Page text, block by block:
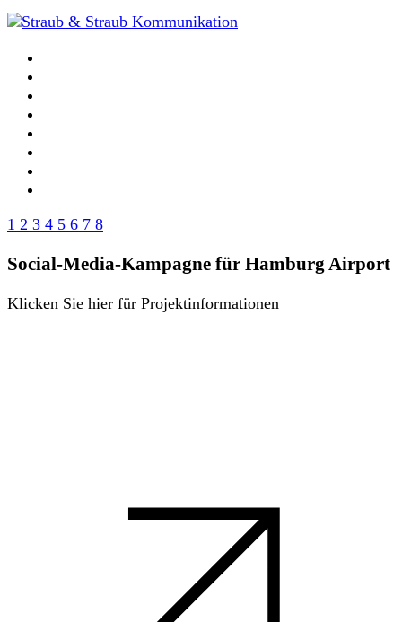
1 2 3 4 5 6 7 8
Social-Media-Kampagne für Hamburg Airport
Klicken Sie hier für Projektinformationen